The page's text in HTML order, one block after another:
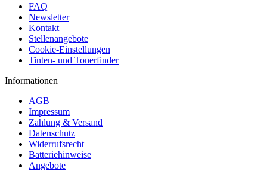
FAQ
Newsletter
Kontakt
Stellenangebote
Cookie-Einstellungen
Tinten- und Tonerfinder
Informationen
AGB
Impressum
Zahlung & Versand
Datenschutz
Widerrufsrecht
Batteriehinweise
Angebote